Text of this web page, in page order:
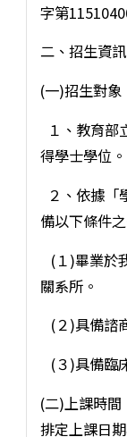
字第
二、招生資訊
(一)招生對象
１、教育部
得學士學位。
２、依據「
備以下條件之
(１)畢業於
關系所。
(２)具備諮
(３)具備臨
(二)上課時
排定上課日